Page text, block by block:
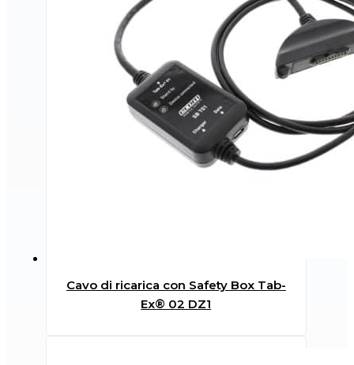
Cavo di ricarica con Safety Box Tab-
Ex® 02 DZ1